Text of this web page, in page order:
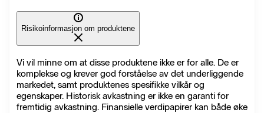
Risikoinformasjon om produktene
Vi vil minne om at disse produktene ikke er for alle. De er
komplekse og krever god forståelse av det underliggende
markedet, samt produktenes spesifikke vilkår og
egenskaper. Historisk avkastning er ikke en garanti for
fremtidig avkastning. Finansielle verdipapirer kan både øke